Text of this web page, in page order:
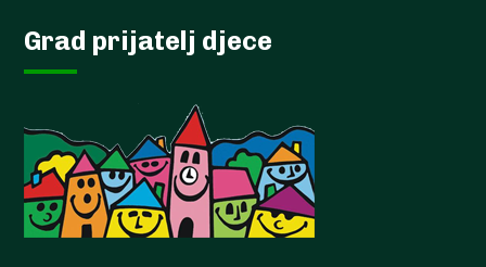
Grad prijatelj djece